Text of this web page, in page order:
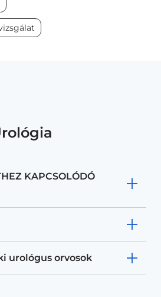
KAPCSOLÓDÓ
urológus orvosok